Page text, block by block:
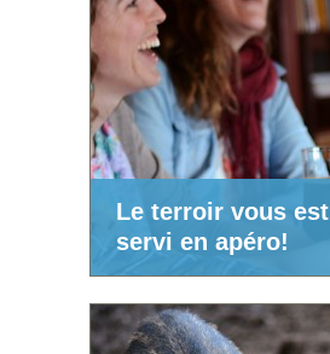
Le terroir vous est
servi en apéro!